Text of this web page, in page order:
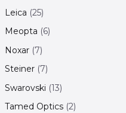
Leica 25
Meopta 6
Noxar 7
Steiner 7
Swarovski 13
Tamed Optics 2